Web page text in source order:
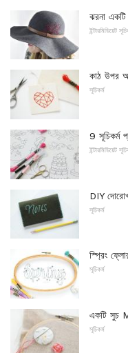
ঝরনা একটি
ইন্টারমিডিয়েট
কাঠ উপর
সূচিকর্ম
9 সূচিকর্ম
ইন্টারমিডিয়েট
DIY
সূচিকর্ম
স্প্রিং
সূচিকর্ম
একটি সুচ
সূচিকর্ম